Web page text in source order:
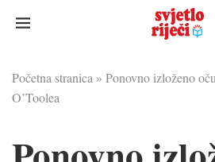
Početna stranica » Ponovno izloženo
O’Toolea